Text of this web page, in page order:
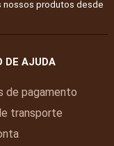
nossos produtos desde
DE AJUDA
de pagamento
transporte